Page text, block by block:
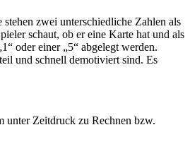
zwei unterschiedliche Zahlen als
schaut, ob er eine Karte hat und als
oder einer „5“ abgelegt werden.
und schnell demotiviert sind. Es
unter Zeitdruck zu Rechnen bzw.